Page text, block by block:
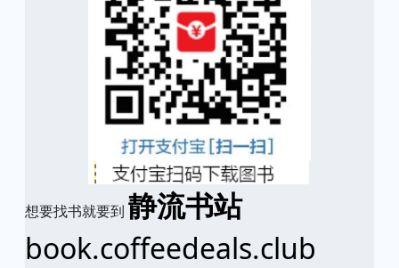
想要找书就要到 静流书站
book.coffeedeals.club